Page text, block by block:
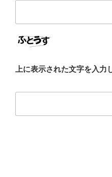
上に表示された文字を入力